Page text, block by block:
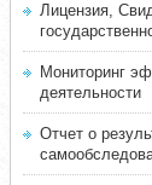
Лицензия,
Мониторинг
деятельности
Отчет о